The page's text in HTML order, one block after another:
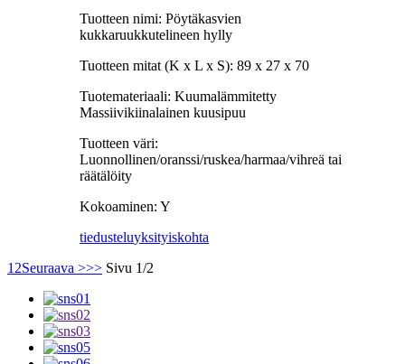
Tuotteen nimi: Pöytäkasvien
kukkaruukkutelineen hylly
Tuotteen mitat (K x L x S): 89 x 27 x 70
Tuotemateriaali: Kuumalämmitetty
Massiivikiinalainen kuusipuu
Tuotteen väri:
Luonnollinen/oranssi/ruskea/harmaa/vihreä tai
räätälöity
Kokoaminen: Y
tiedusteluyksityiskohta
1 2Seuraava >>> Sivu 1/2